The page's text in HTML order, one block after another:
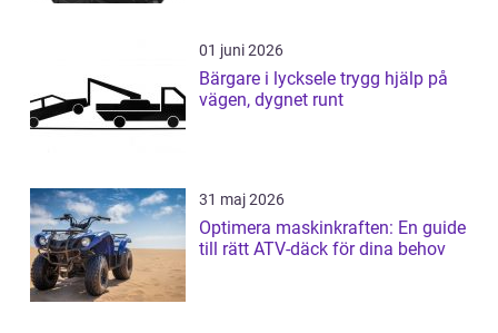
01 juni 2026
Bärgare i lycksele trygg hjälp på
vägen, dygnet runt
31 maj 2026
Optimera maskinkraften: En guide
till rätt ATV-däck för dina behov